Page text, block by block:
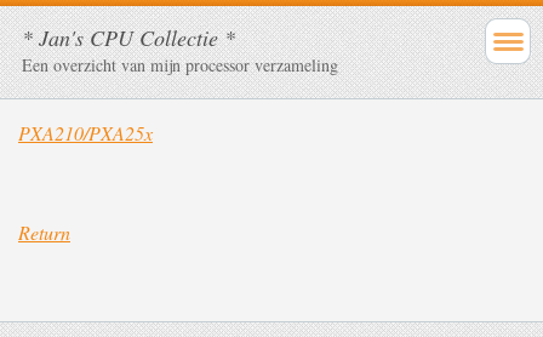
* Jan's CPU Collectie *
Een overzicht van mijn processor verzameling
PXA210/PXA25x
Return